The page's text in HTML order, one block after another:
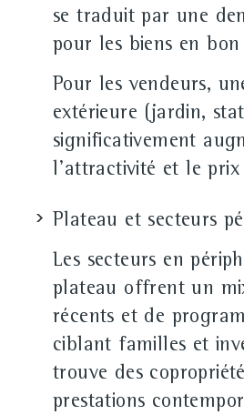
se traduit par une
pour les biens en bon
Pour les vendeurs,
extérieure (jardin,
significativement
l'attractivité et le prix
Plateau et secteurs
Les secteurs en
plateau offrent un
récents et de
ciblant familles et
trouve des
prestations